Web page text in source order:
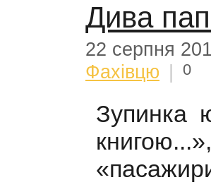
Дива
22 серпня
Фахівцю
0
Зупинка